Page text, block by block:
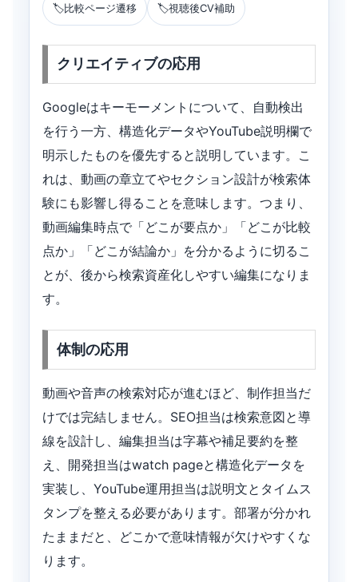
比較ページ遷移 視聴後CV補助
クリエイティブの応用
Googleはキーモーメントについて、自動検出
を行う一方、構造化データやYouTube説明欄で
明示したものを優先すると説明しています。こ
れは、動画の章立てやセクション設計が検索体
験にも影響し得ることを意味します。つまり、
動画編集時点で「どこが要点か」「どこが比較
点か」「どこが結論か」を分かるように切るこ
とが、後から検索資産化しやすい編集になりま
す。
体制の応用
動画や音声の検索対応が進むほど、制作担当だ
けでは完結しません。SEO担当は検索意図と導
線を設計し、編集担当は字幕や補足要約を整
え、開発担当はwatch pageと構造化データを
実装し、YouTube運用担当は説明文とタイムス
タンプを整える必要があります。部署が分かれ
たままだと、どこかで意味情報が欠けやすくな
ります。